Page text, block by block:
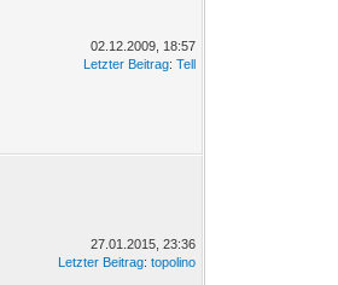
02.12.2009, 18:57
Letzter Beitrag:Tell
27.01.2015, 23:36
Letzter Beitrag:topolino